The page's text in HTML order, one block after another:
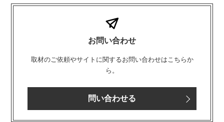
お問い合わせ
取材のご依頼やサイトに関するお問い合わせはこちらか
ら。
問い合わせる